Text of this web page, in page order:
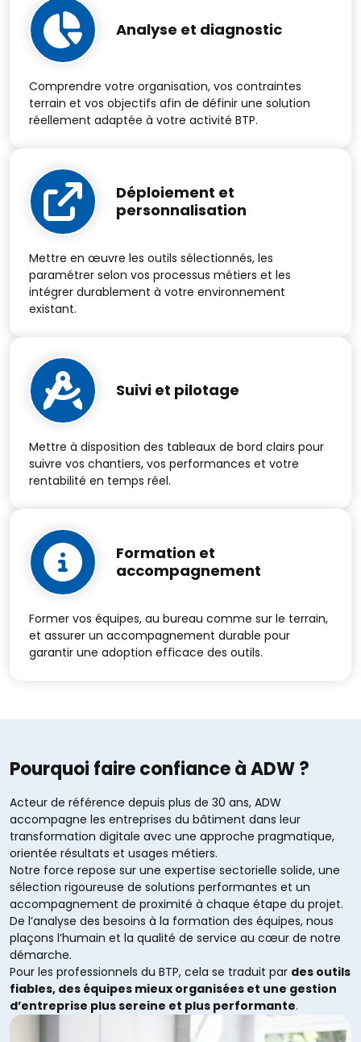
Analyse et diagnostic
Comprendre votre organisation, vos contraintes
terrain et vos objectifs afin de définir une solution
réellement adaptée à votre activité BTP.
Déploiement et
personnalisation
Mettre en œuvre les outils sélectionnés, les
paramétrer selon vos processus métiers et les
intégrer durablement à votre environnement
existant.
Suivi et pilotage
Mettre à disposition des tableaux de bord clairs pour
suivre vos chantiers, vos performances et votre
rentabilité en temps réel.
Formation et
accompagnement
Former vos équipes, au bureau comme sur le terrain,
et assurer un accompagnement durable pour
garantir une adoption efficace des outils.
Pourquoi faire confiance à ADW ?
Acteur de référence depuis plus de 30 ans, ADW
accompagne les entreprises du bâtiment dans leur
transformation digitale avec une approche pragmatique,
orientée résultats et usages métiers.
Notre force repose sur une expertise sectorielle solide, une
sélection rigoureuse de solutions performantes et un
accompagnement de proximité à chaque étape du projet.
De l’analyse des besoins à la formation des équipes, nous
plaçons l’humain et la qualité de service au cœur de notre
démarche.
Pour les professionnels du BTP, cela se traduit par des outils
fiables, des équipes mieux organisées et une gestion
d’entreprise plus sereine et plus performante.